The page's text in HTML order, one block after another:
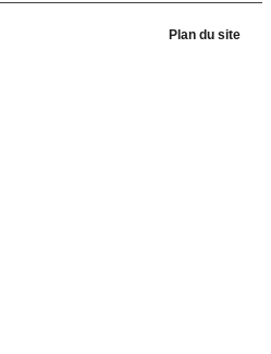
Plan du site